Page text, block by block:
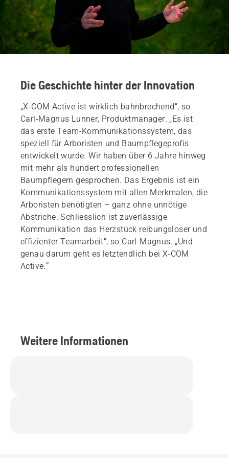
Die Geschichte hinter der Innovation
„X-COM Active ist wirklich bahnbrechend“, so
Carl-Magnus Lunner, Produktmanager. „Es ist
das erste Team-Kommunikationssystem, das
speziell für Arboristen und Baumpflegeprofis
entwickelt wurde. Wir haben über 6 Jahre hinweg
mit mehr als hundert professionellen
Baumpflegern gesprochen. Das Ergebnis ist ein
Kommunikationssystem mit allen Merkmalen, die
Arboristen benötigten – ganz ohne unnötige
Abstriche. Schliesslich ist zuverlässige
Kommunikation das Herzstück reibungsloser und
effizienter Teamarbeit“, so Carl-Magnus. „Und
genau darum geht es letztendlich bei X-COM
Active.“
Weitere Informationen